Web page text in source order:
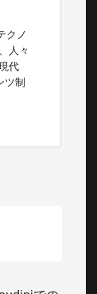
クノ
人々
代
ツ制